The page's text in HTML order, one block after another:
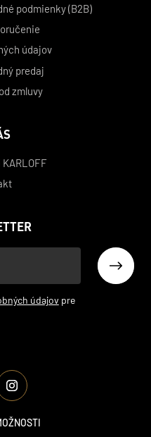
podmienky (B2B)
údajov
predaj
zmluvy
údajov pre